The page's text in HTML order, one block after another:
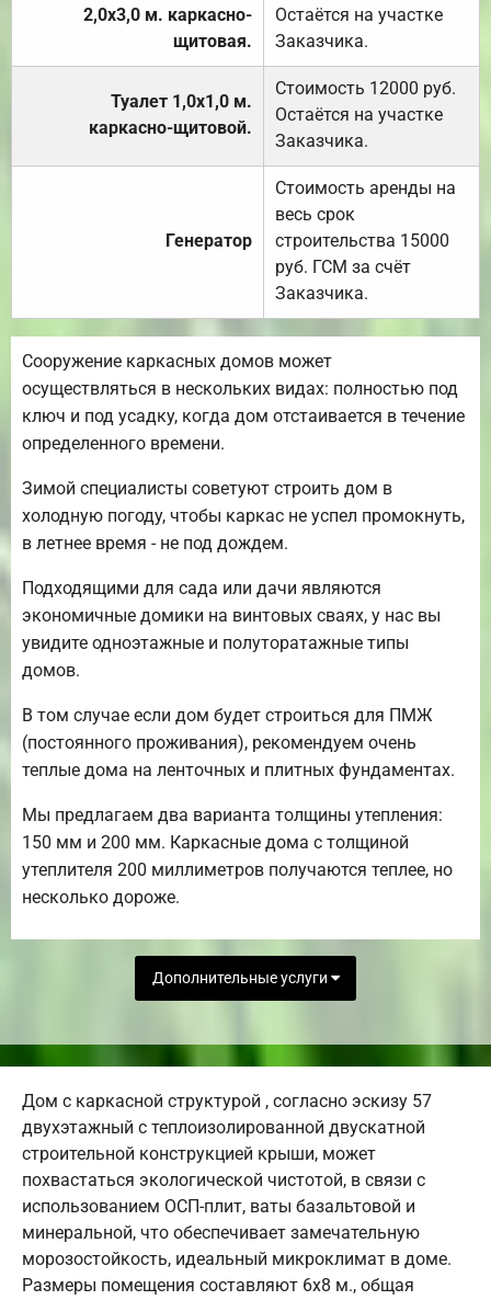
2,0х3,0 м. каркасно-
щитовая.
Остаётся на участке
Заказчика.
Туалет 1,0х1,0 м.
каркасно-щитовой.
Стоимость 12000 руб.
Остаётся на участке
Заказчика.
Генератор
Стоимость аренды на
весь срок
строительства 15000
руб. ГСМ за счёт
Заказчика.
Сооружение каркасных домов может
осуществляться в нескольких видах: полностью под
ключ и под усадку, когда дом отстаивается в течение
определенного времени.
Зимой специалисты советуют строить дом в
холодную погоду, чтобы каркас не успел промокнуть,
в летнее время - не под дождем.
Подходящими для сада или дачи являются
экономичные домики на винтовых сваях, у нас вы
увидите одноэтажные и полуторатажные типы
домов.
В том случае если дом будет строиться для ПМЖ
(постоянного проживания), рекомендуем очень
теплые дома на ленточных и плитных фундаментах.
Мы предлагаем два варианта толщины утепления:
150 мм и 200 мм. Каркасные дома с толщиной
утеплителя 200 миллиметров получаются теплее, но
несколько дороже.
Дополнительные услуги
Дом с каркасной структурой , согласно эскизу 57
двухэтажный с теплоизолированной двускатной
строительной конструкцией крыши, может
похвастаться экологической чистотой, в связи с
использованием ОСП-плит, ваты базальтовой и
минеральной, что обеспечивает замечательную
морозостойкость, идеальный микроклимат в доме.
Размеры помещения составляют 6х8 м., общая